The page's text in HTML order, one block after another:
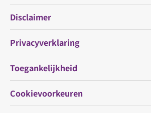
Disclaimer
Privacyverklaring
Toegankelijkheid
Cookievoorkeuren